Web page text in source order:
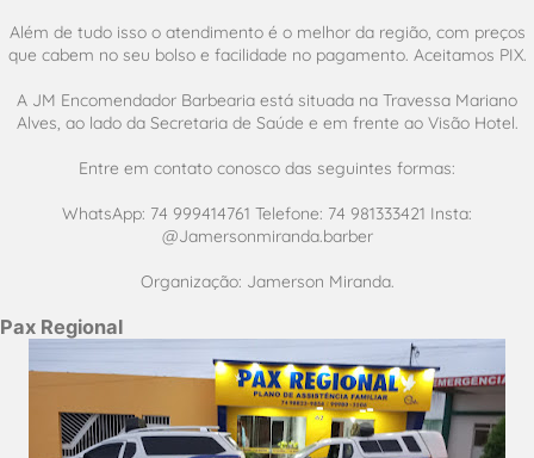
Além de tudo isso o atendimento é o melhor da região, com preços
que cabem no seu bolso e facilidade no pagamento. Aceitamos PIX.
A JM Encomendador Barbearia está situada na Travessa Mariano
Alves, ao lado da Secretaria de Saúde e em frente ao Visão Hotel.
Entre em contato conosco das seguintes formas:
WhatsApp: 74 999414761 Telefone: 74 981333421 Insta:
@Jamersonmiranda.barber
Organização: Jamerson Miranda.
Pax Regional